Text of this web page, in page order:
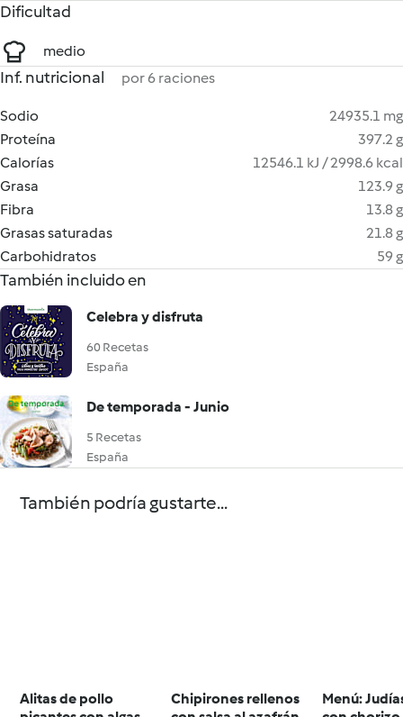
Dificultad
medio
Inf. nutricional por 6 raciones
Sodio
24935.1 mg
Proteína
397.2 g
Calorías
12546.1 kJ / 2998.6 kcal
Grasa
123.9 g
Fibra
13.8 g
Grasas saturadas
21.8 g
Carbohidratos
59 g
También incluido en
Celebra y disfruta
60 Recetas
España
De temporada - Junio
5 Recetas
España
También podría gustarte...
Alitas de pollo
Chipirones rellenos
Menú: